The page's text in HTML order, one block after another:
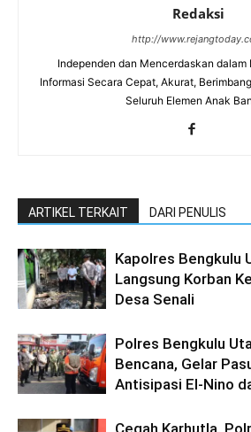
Redaksi
http://
Independen dan Mencerdaskan
Informasi Secara Cepat, Akurat,
Seluruh Elemen Anak
ARTIKEL TERKAIT DARI PENULIS
Kapolres Bengkulu
Langsung Korban
Desa Senali
Polres Bengkulu
Bencana, Gelar
Antisipasi El-Nino
Cegah Karhutla,